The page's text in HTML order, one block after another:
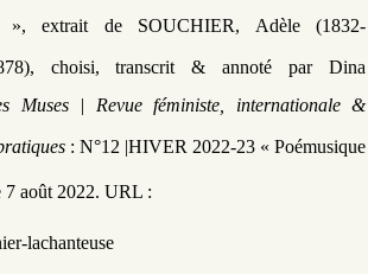
», extrait deSOUCHIER, Adèle (1832-
choisi, transcrit & annoté par Dina
Muses | Revue féministe, internationale &
: N°12 |HIVER 2022-23 « Poémusique
7 août 2022. URL :
lachanteuse